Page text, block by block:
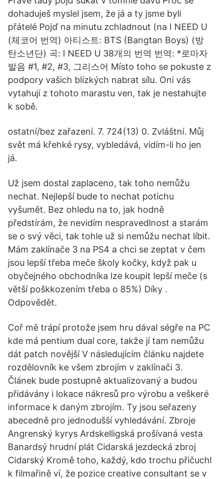
dohaduješ myslel jsem, že já a ty jsme byli
přátelé Pojď na minutu zchladnout (na I NEED U
(체코어 번역) 아티스트: BTS (Bangtan Boys) (방
탄소년단) 곡: I NEED U 38개의 번역 번역: *로마자
발음 #1, #2, #3, 그리스어 Místo toho se pokuste z
podpory vašich blízkých nabrat sílu. Oni vás
vytahují z tohoto marastu ven, tak je nestahujte
k sobě.
ostatní/bez zařazení. 7. 724(13) 0. Zvláštní. Můj
svět má křehké rysy, vybledává, vidím-li ho jen
já.
Už jsem dostal zaplaceno, tak toho nemůžu
nechat. Nejlepší bude to nechat potichu
vyšumět. Bez ohledu na to, jak hodně
předstírám, že nevidím nespravedlnost a starám
se o svý věci, tak tohle už si nemůžu nechat líbit.
Mám zaklínače 3 na PS4 a chci se zeptat v čem
jsou lepší třeba meče školy kočky, když pak u
obyčejného obchodníka lze koupit lepší meče (s
větší poškkozením třeba o 85%) Díky .
Odpovědět.
Coř mě trápí protože jsem hru dával ségře na PC
kde má pentium dual core, takže jí tam nemůžu
dát patch novější V následujícím článku najdete
rozdělovník ke všem zbrojím v zaklínači 3.
Článek bude postupně aktualizovaný a budou
přidávány i lokace nákresů pro výrobu a veškeré
informace k daným zbrojím. Ty jsou seřazeny
abecedně pro jednodušší vyhledávání. Zbroje
Angrenský kyrys Ardskelligská prošívaná vesta
Banardsý hrudní plát Cidarská jezdecká zbroj
Cidarský Kromě toho, každý, kdo trochu přičuchl
k filmařině ví, že pozice creative consultant se v